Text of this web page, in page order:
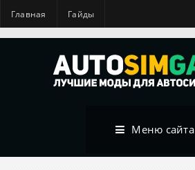
Главная Гайды
Меню сайта